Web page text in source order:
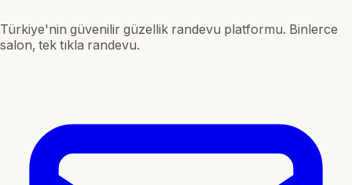
Türkiye'nin güvenilir güzellik randevu platformu. Binlerce
salon, tek tıkla randevu.